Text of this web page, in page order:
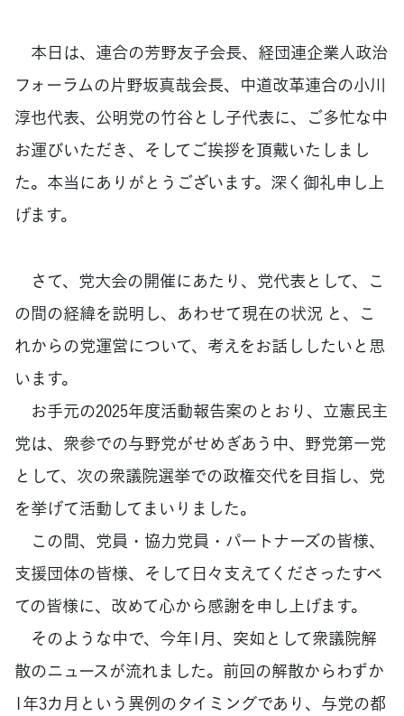
本日は、連合の芳野友子会長、経団連企業人政治
フォーラムの片野坂真哉会長、中道改革連合の小川
淳也代表、公明党の竹谷とし子代表に、ご多忙な中
お運びいただき、そしてご挨拶を頂戴いたしまし
た。本当にありがとうございます。深く御礼申し上
げます。
さて、党大会の開催にあたり、党代表として、こ
の間の経緯を説明し、あわせて現在の状況 と、こ
れからの党運営について、考えをお話ししたいと思
います。
お手元の2025年度活動報告案のとおり、立憲民主
党は、衆参での与野党がせめぎあう中、野党第一党
として、次の衆議院選挙での政権交代を目指し、党
を挙げて活動してまいりました。
この間、党員・協力党員・パートナーズの皆様、
支援団体の皆様、そして日々支えてくださったすべ
ての皆様に、改めて心から感謝を申し上げます。
そのような中で、今年1月、突如として衆議院解
散のニュースが流れました。前回の解散からわずか
1年3カ月という異例のタイミングであり、与党の都